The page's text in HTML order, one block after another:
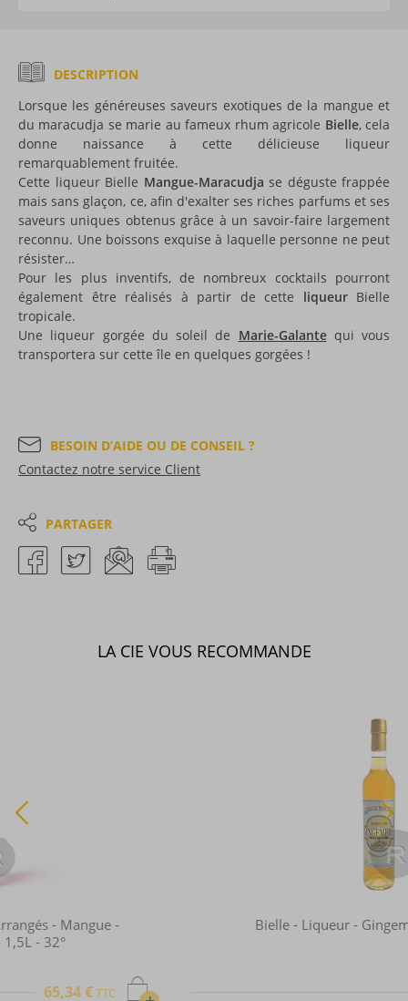
DESCRIPTION
Lorsque les généreuses saveurs exotiques de la mangue et
du maracudja se marie au fameux rhum agricole Bielle, cela
donne naissance à cette délicieuse liqueur
remarquablement fruitée.
Cette liqueur Bielle Mangue-Maracudja se déguste frappée
mais sans glaçon, ce, afin d'exalter ses riches parfums et ses
saveurs uniques obtenus grâce à un savoir-faire largement
reconnu. Une boissons exquise à laquelle personne ne peut
résister…
Pour les plus inventifs, de nombreux cocktails pourront
également être réalisés à partir de cette liqueurBielle
tropicale.
Une liqueur gorgée du soleil de Marie-Galantequi vous
transportera sur cette île en quelques gorgées !
BESOIN D’AIDE OU DE CONSEIL ?
Contactez notre service Client
PARTAGER
LA CIE VOUS RECOMMANDE
Bielle - Liqueur - Gingembre - 50cl - 40°